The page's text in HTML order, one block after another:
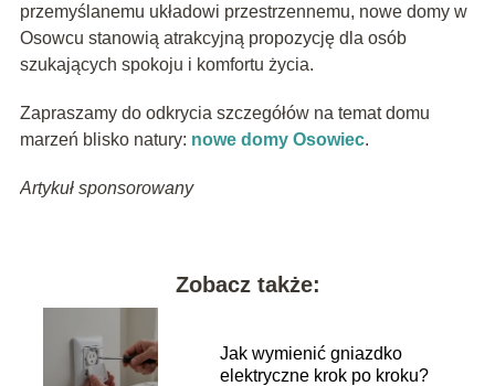
przemyślanemu układowi przestrzennemu, nowe domy w
Osowcu stanowią atrakcyjną propozycję dla osób
szukających spokoju i komfortu życia.
Zapraszamy do odkrycia szczegółów na temat domu
marzeń blisko natury: nowe domy Osowiec.
Artykuł sponsorowany
Zobacz także:
Jak wymienić gniazdko
elektryczne krok po kroku?